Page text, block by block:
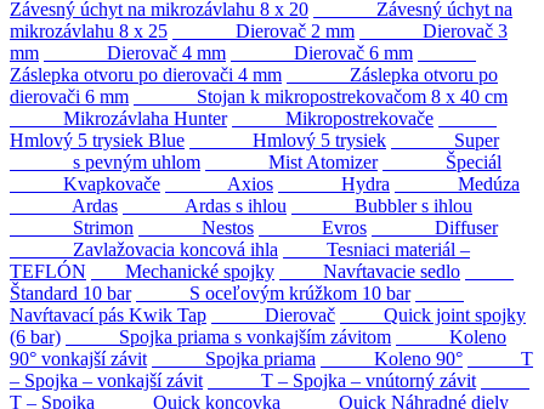
Závesný úchyt na mikrozávlahu 8 x 20
Závesný úchyt na
mikrozávlahu 8 x 25
Dierovač 2 mm
Dierovač 3
mm
Dierovač 4 mm
Dierovač 6 mm
Záslepka otvoru po dierovači 4 mm
Záslepka otvoru po
dierovači 6 mm
Stojan k mikropostrekovačom 8 x 40 cm
Mikrozávlaha Hunter
Mikropostrekovače
Hmlový 5 trysiek Blue
Hmlový 5 trysiek
Super
s pevným uhlom
Mist Atomizer
Špeciál
Kvapkovače
Axios Hydra
Medúza
Ardas
Ardas s ihlou
Bubbler s ihlou
Strimon
Nestos Evros
Diffuser
Zavlažovacia koncová ihla
Tesniaci materiál –
TEFLÓN
Mechanické spojky
Navŕtavacie sedlo
Štandard 10 bar
S oceľovým krúžkom 10 bar
Navŕtavací pás Kwik Tap
Dierovač
Quick joint spojky
(6 bar)
Spojka priama s vonkajším závitom
Koleno
90° vonkajší závit
Spojka priama Koleno 90°
T
– Spojka – vonkajší závit
T – Spojka – vnútorný závit
T – Spojka
Quick koncovka
Quick Náhradné diely